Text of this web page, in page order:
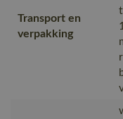
Transport en
verpakking